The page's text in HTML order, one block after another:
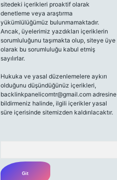
sitedeki içerikleri proaktif olarak
denetleme veya araştırma
yükümlülüğümüz bulunmamaktadır.
Ancak, üyelerimiz yazdıkları içeriklerin
sorumluluğunu taşımakta olup, siteye üye
olarak bu sorumluluğu kabul etmiş
sayılırlar.
Hukuka ve yasal düzenlemelere aykırı
olduğunu düşündüğünüz içerikleri,
backlinkpanelicomtr@gmail.comadresine
bildirmeniz halinde, ilgili içerikler yasal
süre içerisinde sitemizden kaldırılacaktır.